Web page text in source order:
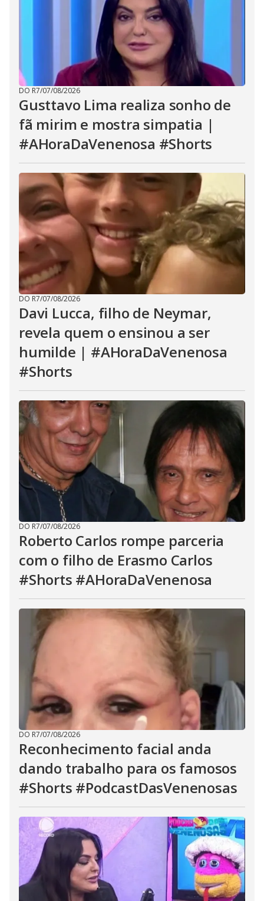
DO R7/07/08/2026
Gusttavo Lima realiza sonho de
fã mirim e mostra simpatia |
#AHoraDaVenenosa #Shorts
DO R7/07/08/2026
Davi Lucca, filho de Neymar,
revela quem o ensinou a ser
humilde | #AHoraDaVenenosa
#Shorts
DO R7/07/08/2026
Roberto Carlos rompe parceria
com o filho de Erasmo Carlos
#Shorts #AHoraDaVenenosa
DO R7/07/08/2026
Reconhecimento facial anda
dando trabalho para os famosos
#Shorts #PodcastDasVenenosas